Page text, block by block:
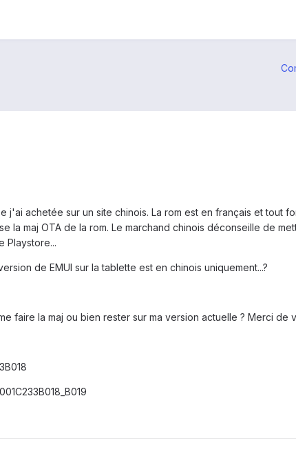
j'ai achetée sur un site chinois. La rom est en français et tout
la maj OTA de la rom. Le marchand chinois déconseille de
Playstore...
de EMUI sur la tablette est en chinois uniquement...?
faire la maj ou bien rester sur ma version actuelle ? Merci de